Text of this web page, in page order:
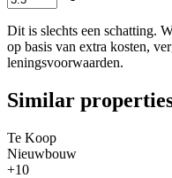
Dit is slechts een schatting.
op basis van extra kosten,
leningsvoorwaarden.
Similar
Te Koop
Nieuwbouw
+10